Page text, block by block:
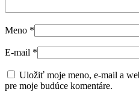
Meno *
E-mail *
Uložiť moje meno, e-mail a
pre moje budúce komentáre.